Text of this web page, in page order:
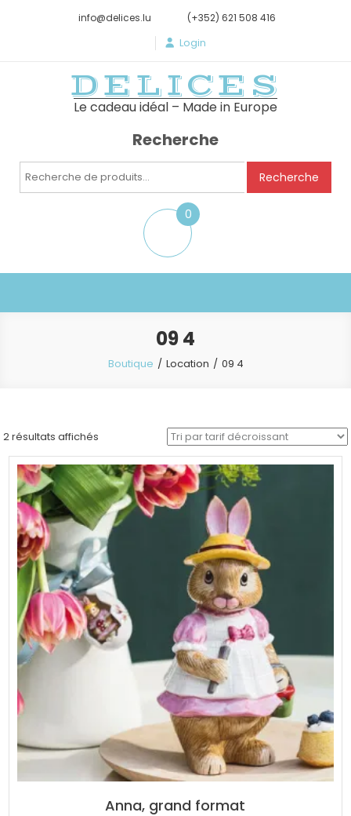
info@delices.lu (+352) 621 508 416
Login
DELICES
Le cadeau idéal – Made in Europe
Recherche
Recherche
Recherche
0
item
09 4
Boutique Location 09 4
2 résultats affichés
par
prix
décroissant
Anna, grand format